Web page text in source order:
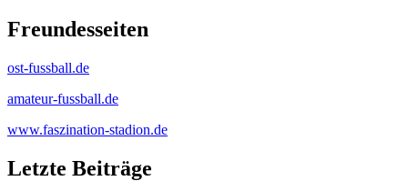
Freundesseiten
ost-fussball.de
amateur-fussball.de
www.faszination-stadion.de
Letzte Beiträge